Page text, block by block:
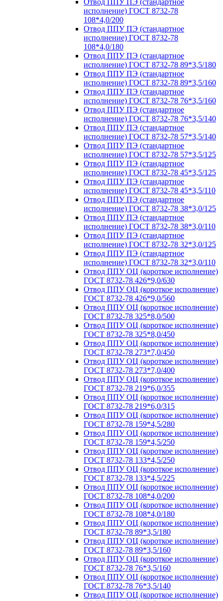
Отвод ППУ ПЭ (стандартное
исполнение) ГОСТ 8732-78
108*4,0/200
Отвод ППУ ПЭ (стандартное
исполнение) ГОСТ 8732-78
108*4,0/180
Отвод ППУ ПЭ (стандартное
исполнение) ГОСТ 8732-78 89*3,5/180
Отвод ППУ ПЭ (стандартное
исполнение) ГОСТ 8732-78 89*3,5/160
Отвод ППУ ПЭ (стандартное
исполнение) ГОСТ 8732-78 76*3,5/160
Отвод ППУ ПЭ (стандартное
исполнение) ГОСТ 8732-78 76*3,5/140
Отвод ППУ ПЭ (стандартное
исполнение) ГОСТ 8732-78 57*3,5/140
Отвод ППУ ПЭ (стандартное
исполнение) ГОСТ 8732-78 57*3,5/125
Отвод ППУ ПЭ (стандартное
исполнение) ГОСТ 8732-78 45*3,5/125
Отвод ППУ ПЭ (стандартное
исполнение) ГОСТ 8732-78 45*3,5/110
Отвод ППУ ПЭ (стандартное
исполнение) ГОСТ 8732-78 38*3,0/125
Отвод ППУ ПЭ (стандартное
исполнение) ГОСТ 8732-78 38*3,0/110
Отвод ППУ ПЭ (стандартное
исполнение) ГОСТ 8732-78 32*3,0/125
Отвод ППУ ПЭ (стандартное
исполнение) ГОСТ 8732-78 32*3,0/110
Отвод ППУ ОЦ (короткое исполнение)
ГОСТ 8732-78 426*9,0/630
Отвод ППУ ОЦ (короткое исполнение)
ГОСТ 8732-78 426*9,0/560
Отвод ППУ ОЦ (короткое исполнение)
ГОСТ 8732-78 325*8,0/500
Отвод ППУ ОЦ (короткое исполнение)
ГОСТ 8732-78 325*8,0/450
Отвод ППУ ОЦ (короткое исполнение)
ГОСТ 8732-78 273*7,0/450
Отвод ППУ ОЦ (короткое исполнение)
ГОСТ 8732-78 273*7,0/400
Отвод ППУ ОЦ (короткое исполнение)
ГОСТ 8732-78 219*6,0/355
Отвод ППУ ОЦ (короткое исполнение)
ГОСТ 8732-78 219*6,0/315
Отвод ППУ ОЦ (короткое исполнение)
ГОСТ 8732-78 159*4,5/280
Отвод ППУ ОЦ (короткое исполнение)
ГОСТ 8732-78 159*4,5/250
Отвод ППУ ОЦ (короткое исполнение)
ГОСТ 8732-78 133*4,5/250
Отвод ППУ ОЦ (короткое исполнение)
ГОСТ 8732-78 133*4,5/225
Отвод ППУ ОЦ (короткое исполнение)
ГОСТ 8732-78 108*4,0/200
Отвод ППУ ОЦ (короткое исполнение)
ГОСТ 8732-78 108*4,0/180
Отвод ППУ ОЦ (короткое исполнение)
ГОСТ 8732-78 89*3,5/180
Отвод ППУ ОЦ (короткое исполнение)
ГОСТ 8732-78 89*3,5/160
Отвод ППУ ОЦ (короткое исполнение)
ГОСТ 8732-78 76*3,5/160
Отвод ППУ ОЦ (короткое исполнение)
ГОСТ 8732-78 76*3,5/140
Отвод ППУ ОЦ (короткое исполнение)